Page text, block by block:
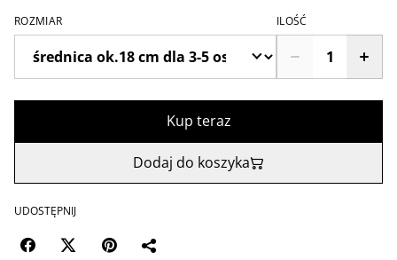
ROZMIAR ILOŚĆ
Kup teraz
Dodaj do koszyka
UDOSTĘPNIJ